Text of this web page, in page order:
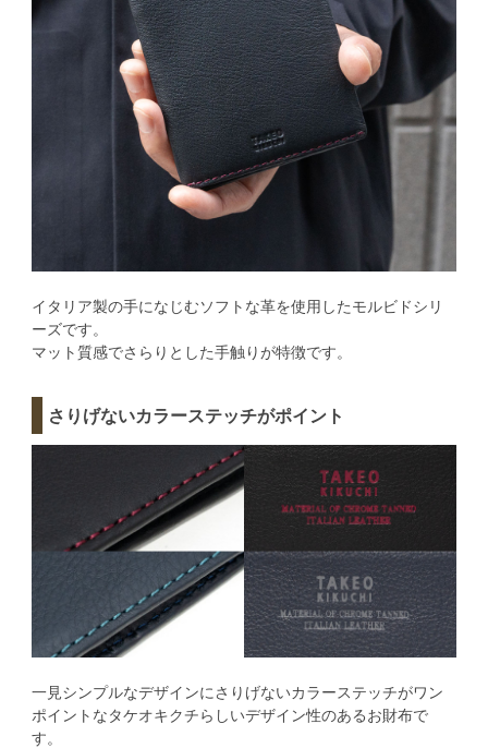
イタリア製の手になじむソフトな革を使用したモルビドシリ
ーズです。
マット質感でさらりとした手触りが特徴です。
さりげないカラーステッチがポイント
一見シンプルなデザインにさりげないカラーステッチがワン
ポイントなタケオキクチらしいデザイン性のあるお財布で
す。